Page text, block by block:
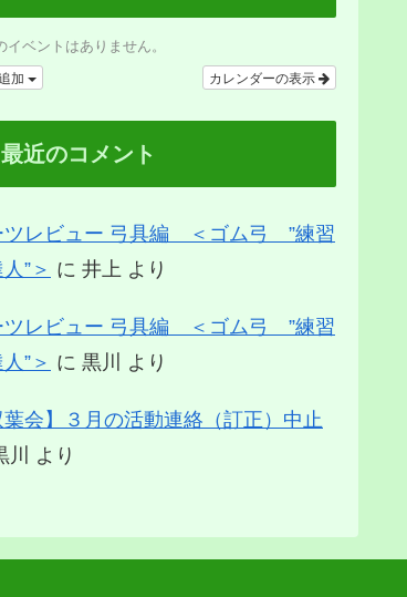
イベントはありません。
カレンダーの表示
加
最近のコメント
ツレビュー 弓具編 ＜ゴム弓 ”練習
”＞ に 井上 より
ツレビュー 弓具編 ＜ゴム弓 ”練習
”＞ に 黒川 より
葉会】３月の活動連絡（訂正）中止
川 より